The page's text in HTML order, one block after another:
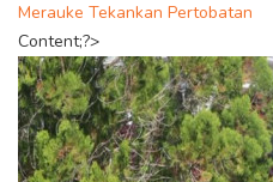
Merauke Tekankan Pertobatan
Content;?>